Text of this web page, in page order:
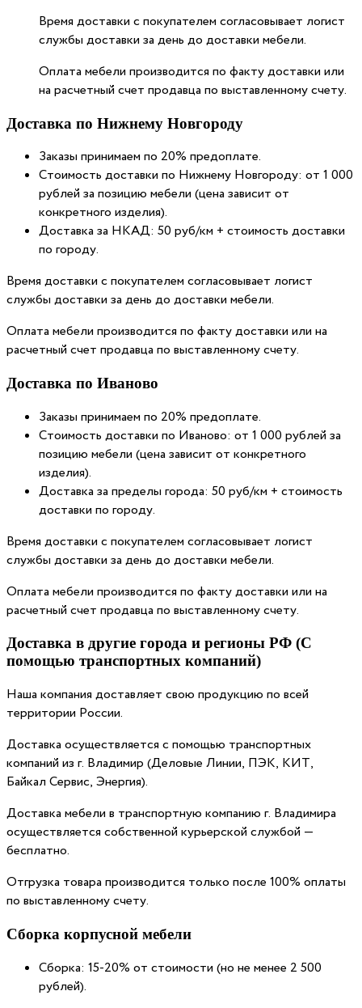
Время доставки с покупателем согласовывает логист
службы доставки за день до доставки мебели.
Оплата мебели производится по факту доставки или
на расчетный счет продавца по выставленному счету.
Доставка по Нижнему Новгороду
Заказы принимаем по 20% предоплате.
Стоимость доставки по Нижнему Новгороду: от 1 000
рублей за позицию мебели (цена зависит от
конкретного изделия).
Доставка за НКАД: 50 руб/км + стоимость доставки
по городу.
Время доставки с покупателем согласовывает логист
службы доставки за день до доставки мебели.
Оплата мебели производится по факту доставки или на
расчетный счет продавца по выставленному счету.
Доставка по Иваново
Заказы принимаем по 20% предоплате.
Стоимость доставки по Иваново: от 1 000 рублей за
позицию мебели (цена зависит от конкретного
изделия).
Доставка за пределы города: 50 руб/км + стоимость
доставки по городу.
Время доставки с покупателем согласовывает логист
службы доставки за день до доставки мебели.
Оплата мебели производится по факту доставки или на
расчетный счет продавца по выставленному счету.
Доставка в другие города и регионы РФ (С
помощью транспортных компаний)
Наша компания доставляет свою продукцию по всей
территории России.
Доставка осуществляется с помощью транспортных
компаний из г. Владимир (Деловые Линии, ПЭК, КИТ,
Байкал Сервис, Энергия).
Доставка мебели в транспортную компанию г. Владимира
осуществляется собственной курьерской службой —
бесплатно.
Отгрузка товара производится только после 100% оплаты
по выставленному счету.
Сборка корпусной мебели
Сборка: 15-20% от стоимости (но не менее 2 500
рублей).